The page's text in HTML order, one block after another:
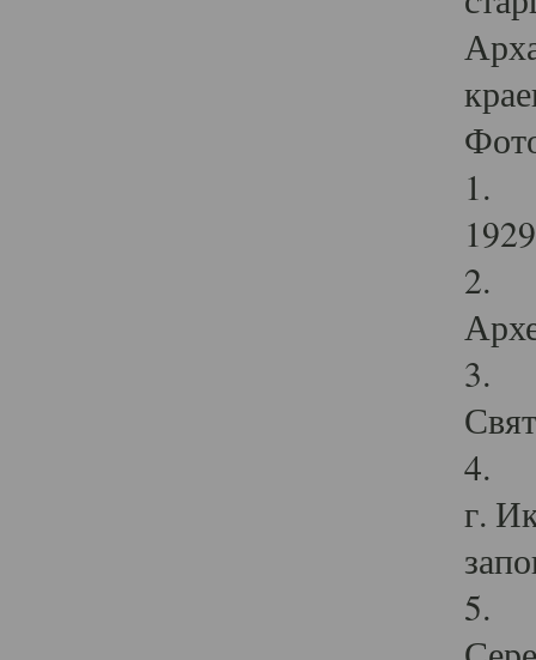
1.
2.
3.
4.
г.
5.